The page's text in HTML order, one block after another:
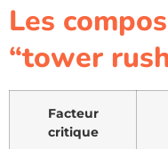
Les
“tower
Facteur
critique